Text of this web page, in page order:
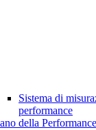
Sistema di
performance
della Performance